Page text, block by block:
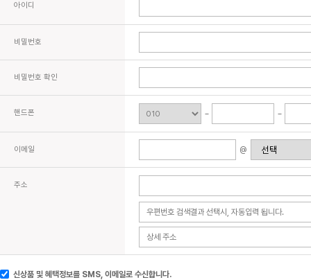
아이디
비밀번호
비밀번호 확인
핸드폰
이메일 @
주소
신상품 및 혜택정보를 SMS, 이메일로 수신합니다.